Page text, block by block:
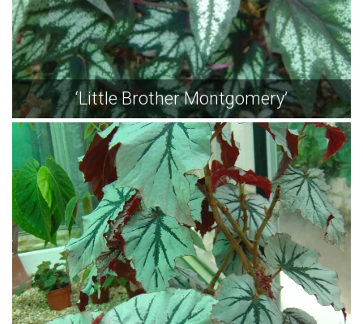
‘Little Brother Montgomery’